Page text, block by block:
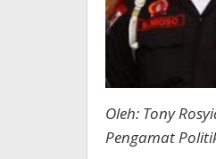
Oleh: Tony
Pengamat